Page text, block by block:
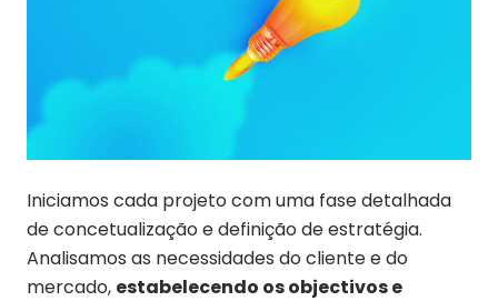
Iniciamos cada projeto com uma fase detalhada
de concetualização e definição de estratégia.
Analisamos as necessidades do cliente e do
mercado, estabelecendo os objectivos e